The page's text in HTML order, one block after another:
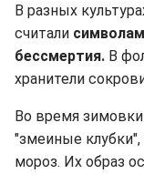
В разных
считали
бессмертия. В
хранители
Во время
"змеиные
мороз. Их образ